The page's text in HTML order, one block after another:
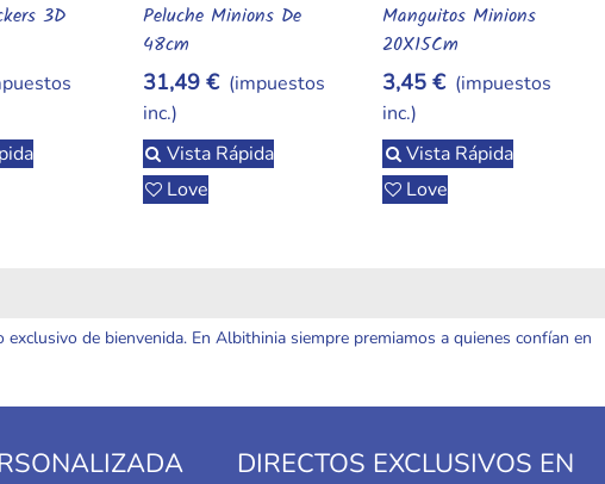
3D
Añadir Al Carrito
Peluche Minions De
48cm
31,49 € (impuestos
inc.)
Vista Rápida
Love
Añadir Al Carrito
Manguitos Minions
20X15Cm
3,45 € (impuestos
inc.)
Vista Rápida
Love
de bienvenida. En Albithinia siempre premiamos a quienes confían en
DIRECTOS EXCLUSIVOS EN